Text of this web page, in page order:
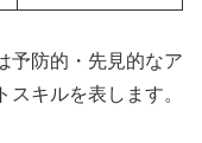
予防的・先見的なア
キルを表します。